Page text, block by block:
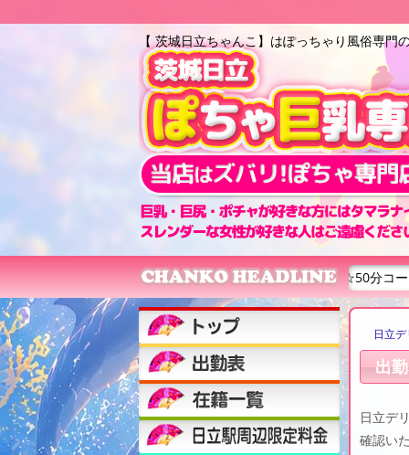
【 茨城日立ちゃんこ】はぽっちゃり風俗専門
！☆フリー限定イベント☆50分コース5000円！！地域最安値！！
日立
出
日立デ
確認い